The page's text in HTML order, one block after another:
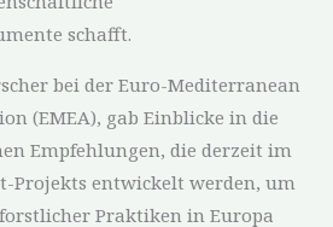
schafft.
bei der Euro-Mediterranean
(EMEA), gab Einblicke in die
Empfehlungen, die derzeit im
Projekts entwickelt werden, um
Praktiken in Europa